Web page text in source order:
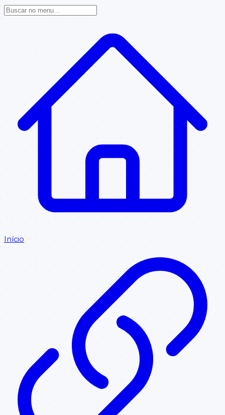
Início